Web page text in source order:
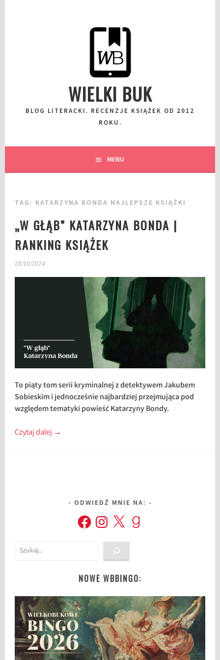
WIELKI BUK
BLOG LITERACKI. RECENZJE KSIĄŻEK OD 2012
ROKU.
MENU
TAG: KATARZYNA BONDA NAJLEPSZE KSIĄŻKI
„W GŁĄB” KATARZYNA BONDA |
RANKING KSIĄŻEK
28/10/2024
To piąty tom serii kryminalnej z detektywem Jakubem
Sobieskim i jednocześnie najbardziej przejmująca pod
względem tematyki powieść Katarzyny Bondy.
Czytaj dalej →
ODWIEDŹ MNIE NA:
FacebookInstagram
X Goodreads
Szukaj
NOWE WBBINGO: